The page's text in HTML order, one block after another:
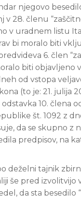
njegovo
v 28. členu
v uradnem listu
bi moralo biti
6. člen
biti objavljeno
od vstopa
(to je: 21. julija
10. člena
št. 1092 z
da se skupno z
predpisov, na
deželni tajnik
še pred izvolitvijo
da sta besedilo